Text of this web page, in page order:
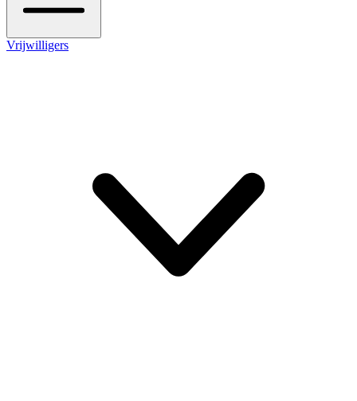
Vrijwilligers